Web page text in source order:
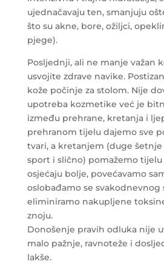
ujednačavaju ten, smanjuju
što su akne, bore, ožiljci,
pjege).
Posljednji, ali ne manje važan
usvojite zdrave navike.
kože počinje za stolom. Nije
upotreba kozmetike već je
između prehrane, kretanja i
prehranom tijelu dajemo sve
tvari, a kretanjem (duge
sport i slično) pomažemo tijelu
osjećaju bolje, povećavamo
oslobađamo se svakodnevnog
eliminiramo nakupljene
znoju.
Donošenje pravih odluka nije
malo pažnje, ravnoteže i
lakše.